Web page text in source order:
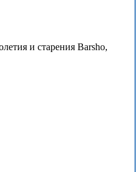
и старения Barsho,